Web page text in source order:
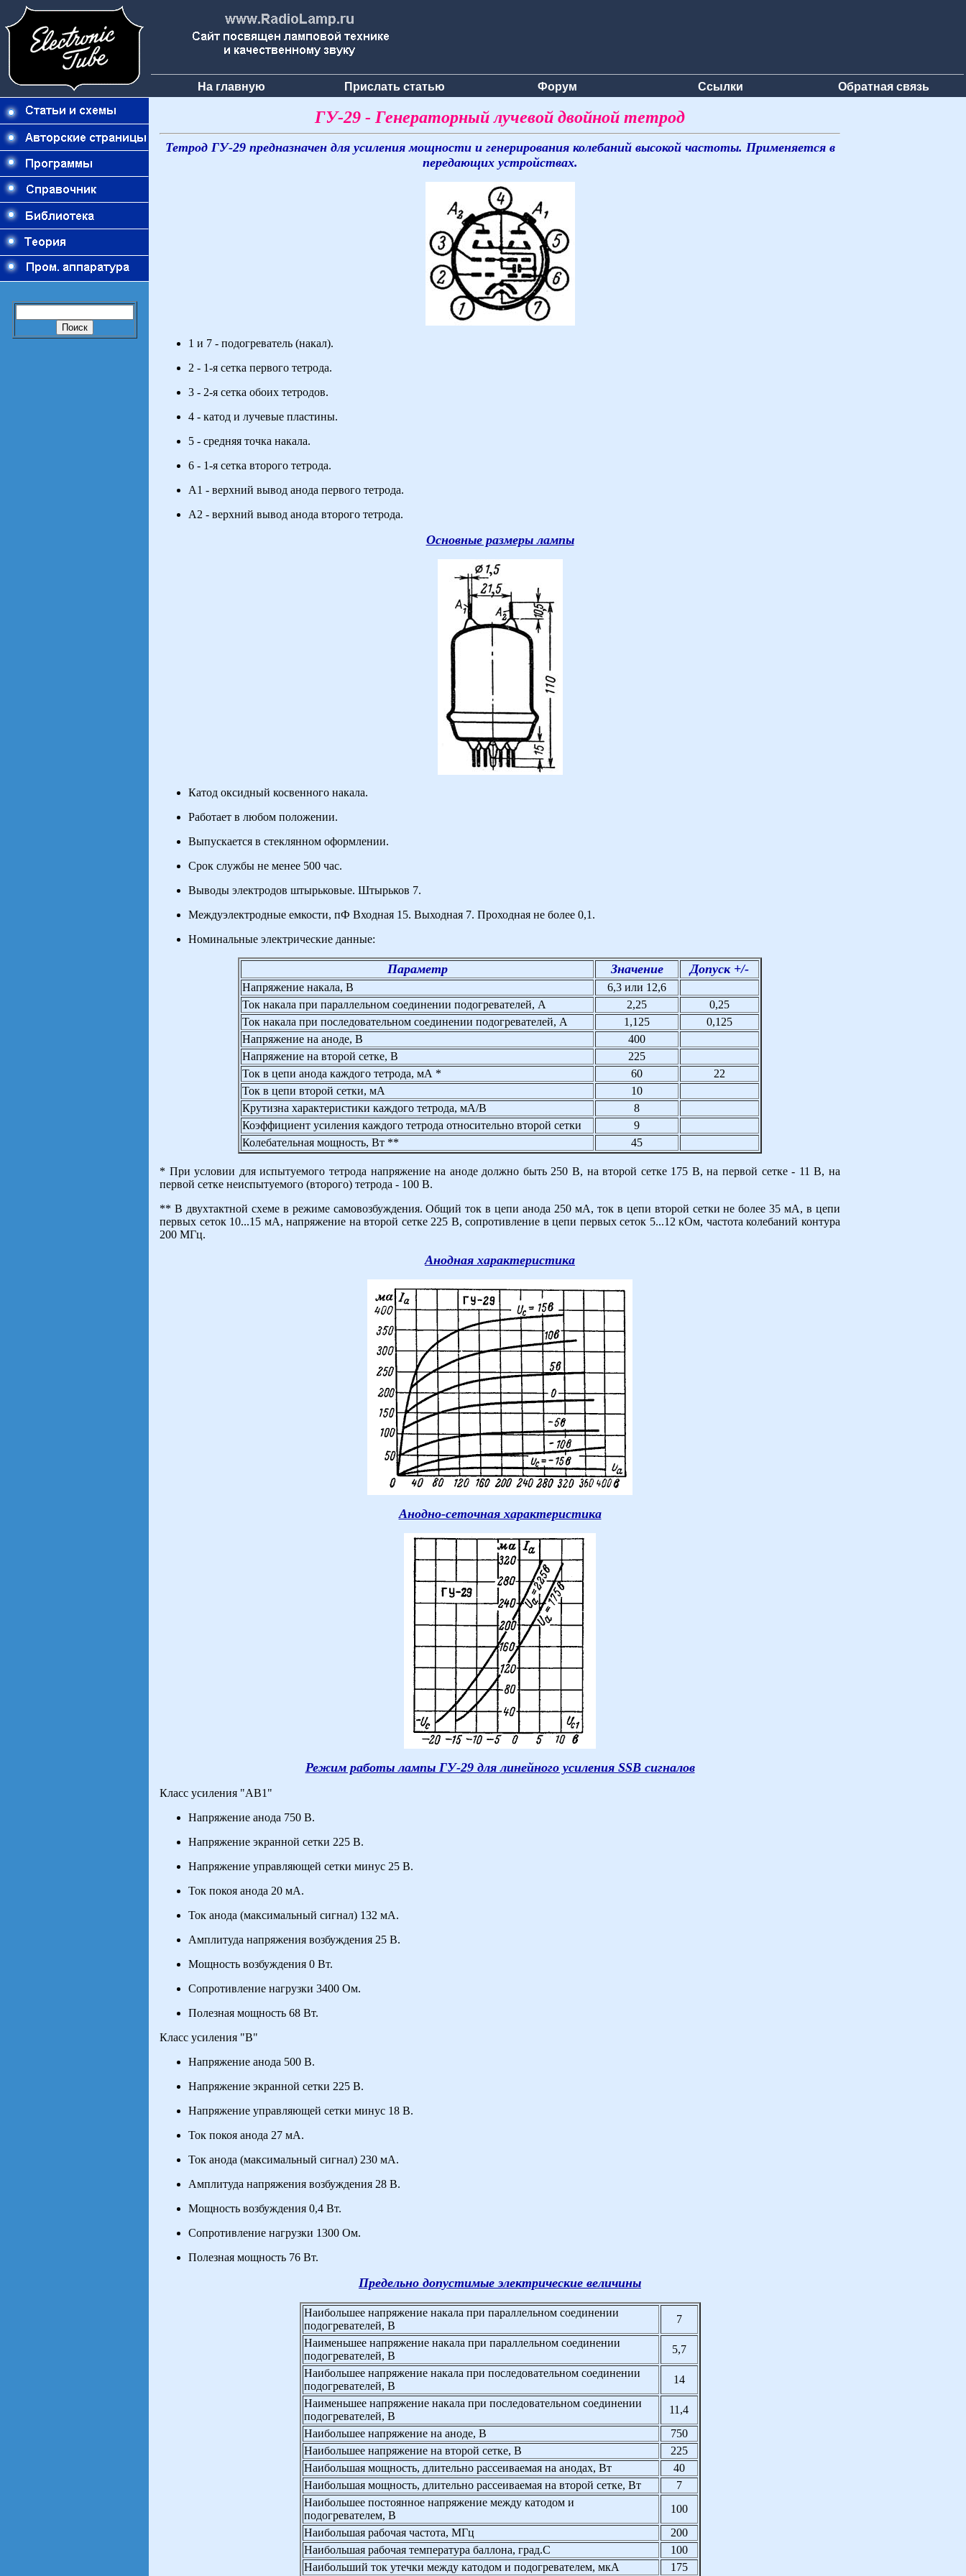
На главную Прислать статью Форум Ссылки Обратная связь
ГУ-29 - Генераторный лучевой двойной тетрод
Тетрод ГУ-29 предназначен для усиления мощности и генерирования колебаний высокой частоты. Применяется в
передающих устройствах.
1 и 7 - подогреватель (накал).
2 - 1-я сетка первого тетрода.
3 - 2-я сетка обоих тетродов.
4 - катод и лучевые пластины.
5 - средняя точка накала.
6 - 1-я сетка второго тетрода.
А1 - верхний вывод анода первого тетрода.
А2 - верхний вывод анода второго тетрода.
Основные размеры лампы
Катод оксидный косвенного накала.
Работает в любом положении.
Выпускается в стеклянном оформлении.
Срок службы не менее 500 час.
Выводы электродов штырьковые. Штырьков 7.
Междуэлектродные емкости, пФ Входная 15. Выходная 7. Проходная не более 0,1.
Номинальные электрические данные:
Параметр Значение Допуск +/-
Напряжение накала, В
6,3 или 12,6
Ток накала при параллельном соединении подогревателей, А
2,25
0,25
Ток накала при последовательном соединении подогревателей, А
1,125
0,125
Напряжение на аноде, В
400
Напряжение на второй сетке, В
225
Ток в цепи анода каждого тетрода, мА *
60
22
Ток в цепи второй сетки, мА
10
Крутизна характеристики каждого тетрода, мА/В
8
Коэффициент усиления каждого тетрода относительно второй сетки
9
Колебательная мощность, Вт **
45
* При условии для испытуемого тетрода напряжение на аноде должно быть 250 В, на второй сетке 175 В, на первой сетке - 11 В, на
первой сетке неиспытуемого (второго) тетрода - 100 В.
** В двухтактной схеме в режиме самовозбуждения. Общий ток в цепи анода 250 мА, ток в цепи второй сетки не более 35 мА, в цепи
первых сеток 10...15 мА, напряжение на второй сетке 225 В, сопротивление в цепи первых сеток 5...12 кОм, частота колебаний контура
200 МГц.
Анодная характеристика
Анодно-сеточная характеристика
Режим работы лампы ГУ-29 для линейного усиления SSB сигналов
Класс усиления "АВ1"
Напряжение анода 750 В.
Напряжение экранной сетки 225 В.
Напряжение управляющей сетки минус 25 В.
Ток покоя анода 20 мА.
Ток анода (максимальный сигнал) 132 мА.
Амплитуда напряжения возбуждения 25 В.
Мощность возбуждения 0 Вт.
Сопротивление нагрузки 3400 Ом.
Полезная мощность 68 Вт.
Класс усиления "В"
Напряжение анода 500 В.
Напряжение экранной сетки 225 В.
Напряжение управляющей сетки минус 18 В.
Ток покоя анода 27 мА.
Ток анода (максимальный сигнал) 230 мА.
Амплитуда напряжения возбуждения 28 В.
Мощность возбуждения 0,4 Вт.
Сопротивление нагрузки 1300 Ом.
Полезная мощность 76 Вт.
Предельно допустимые электрические величины
Наибольшее напряжение накала при параллельном соединении
подогревателей, В
7
Наименьшее напряжение накала при параллельном соединении
подогревателей, В
5,7
Наибольшее напряжение накала при последовательном соединении
подогревателей, В
14
Наименьшее напряжение накала при последовательном соединении
подогревателей, В
11,4
Наибольшее напряжение на аноде, В
750
Наибольшее напряжение на второй сетке, В
225
Наибольшая мощность, длительно рассеиваемая на анодах, Вт
40
Наибольшая мощность, длительно рассеиваемая на второй сетке, Вт
7
Наибольшее постоянное напряжение между катодом и
подогревателем, В
100
Наибольшая рабочая частота, МГц
200
Наибольшая рабочая температура баллона, град.С
100
Наибольший ток утечки между катодом и подогревателем, мкА
175